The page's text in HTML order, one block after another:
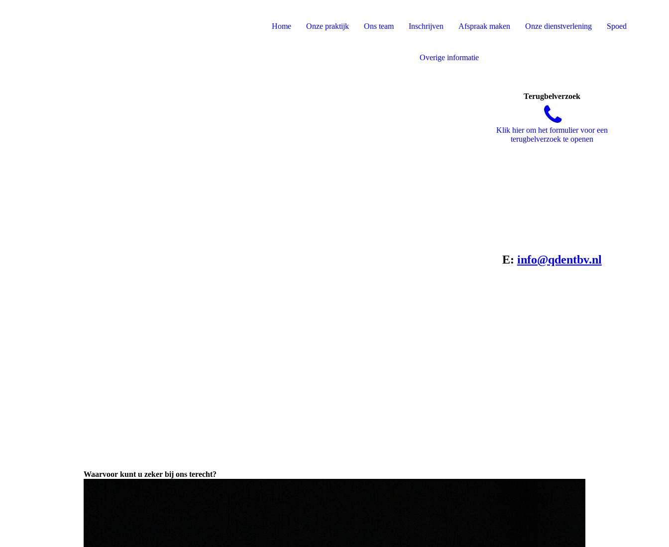
Home Onze praktijk Ons team Inschrijven Afspraak maken Onze dienstverlening Spoed
Overige informatie
Terugbelverzoek
Klik hier om het formulier voor een
terugbelverzoek te openen
E: info@qdentbv.nl
Waarvoor kunt u zeker bij ons terecht?